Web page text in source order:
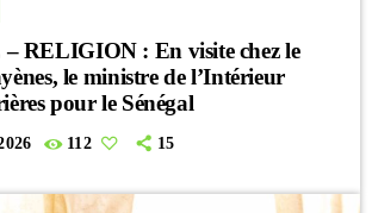
RELIGION : En visite chez le
le ministre de l’Intérieur
pour le Sénégal
112 15